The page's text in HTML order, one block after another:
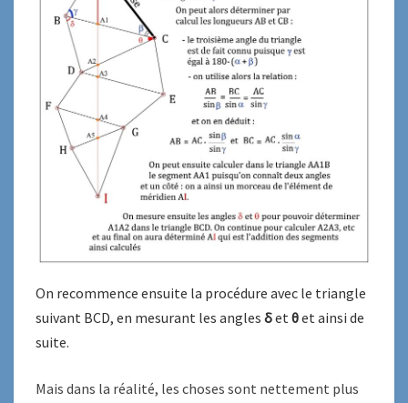
On recommence ensuite la procédure avec le triangle
suivant BCD, en mesurant les angles δetθet ainsi de
suite.
Mais dans la réalité, les choses sont nettement plus